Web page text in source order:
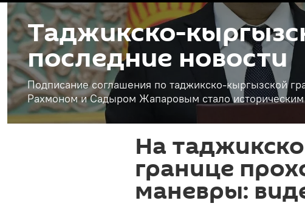
Таджикско-
последние новости
Подписание соглашения по таджикско-кыргызской
Рахмоном и Садыром Жапаровым стало
На
границе
маневры: